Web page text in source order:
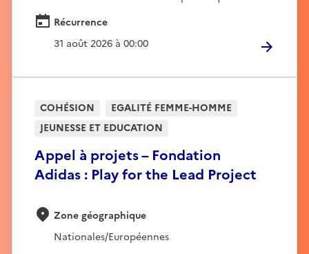
Récurrence
31 août 2026 à 00:00
Appel à projets – Fondation
Adidas : Play for the Lead Project
COHÉSION
EGALITÉ FEMME-HOMME
JEUNESSE ET EDUCATION
Zone géographique
Nationales/Européennes